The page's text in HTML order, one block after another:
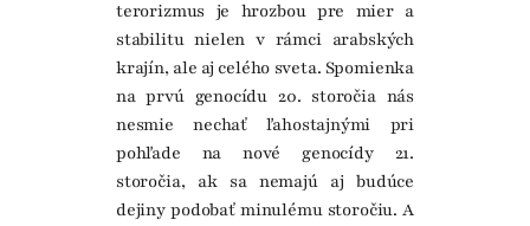
terorizmus je hrozbou pre mier a
stabilitu nielen v rámci arabských
krajín, ale aj celého sveta. Spomienka
na prvú genocídu 20. storočia nás
nesmie nechať ľahostajnými pri
pohľade na nové genocídy 21.
storočia, ak sa nemajú aj budúce
dejiny podobať minulému storočiu. A